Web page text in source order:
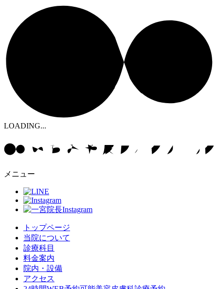
LOADING...
メニュー
トップページ
当院について
診療科目
料金案内
院内・設備
アクセス